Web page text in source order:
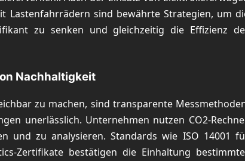
sind bewährte Strategien, um
zu senken und gleichzeitig die Effizienz
Nachhaltigkeit
zu machen, sind transparente
unerlässlich. Unternehmen nutzen CO2-
und zu analysieren. Standards wie ISO 14001
Zertifikate bestätigen die Einhaltung